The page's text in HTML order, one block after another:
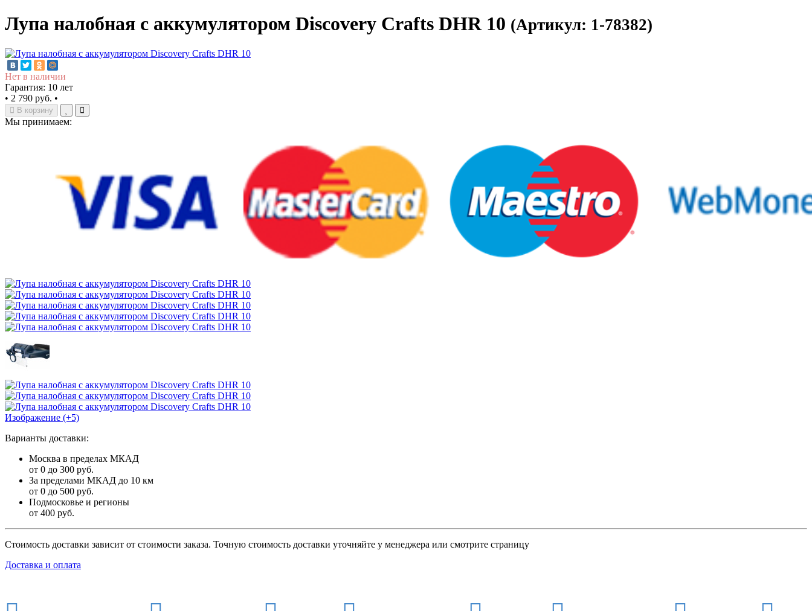
Лупа налобная с аккумулятором Discovery Crafts DHR 10 (Артикул: 1-78382)
Нет в наличии
Гарантия: 10 лет
• 2 790 руб. •
В корзину
Мы принимаем:
Изображение (+5)
Варианты доставки:
Москва в пределах МКАД
от 0 до 300 руб.
За пределами МКАД до 10 км
от 0 до 500 руб.
Подмосковье и регионы
от 400 руб.
Стоимость доставки зависит от стоимости заказа. Точную стоимость доставки уточняйте у менеджера или смотрите страницу
Доставка и оплата